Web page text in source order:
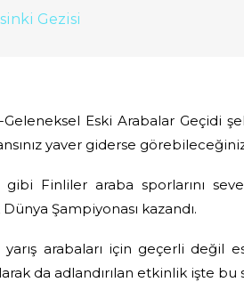
Gezisi
Geleneksel Eski Arabalar Geçidi
yaver giderse
gibi Finliler araba sporlarını
Şampiyonası kazandı.
arabaları için geçerli değil
da adlandırılan etkinlik işte